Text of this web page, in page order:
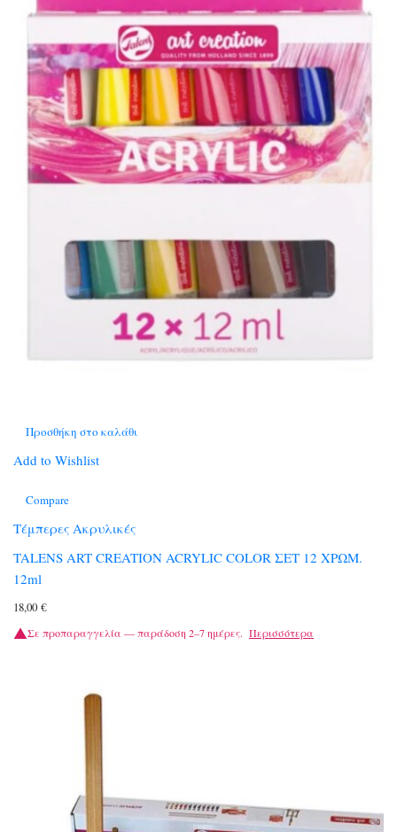
Προσθήκη στο καλάθι
Add to Wishlist
Compare
Τέμπερες Ακρυλικές
TALENS ART CREATION ACRYLIC COLOR ΣΕΤ 12 ΧΡΩΜ.
12ml
18,00 €
Σε προπαραγγελία — παράδοση 2–7 ημέρες. Περισσότερα